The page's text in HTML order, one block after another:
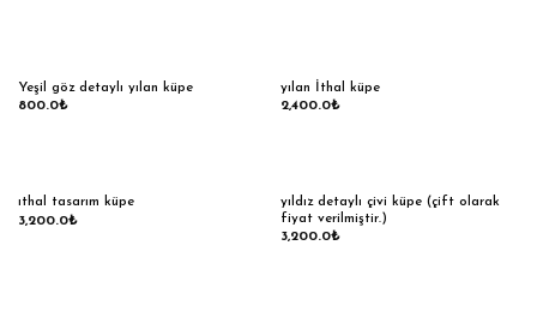
Yeşil göz detaylı yılan küpe
800.0₺
yılan İthal küpe
2,400.0₺
ıthal tasarım küpe
3,200.0₺
yıldız detaylı çivi küpe (çift olarak
fiyat verilmiştir.)
3,200.0₺